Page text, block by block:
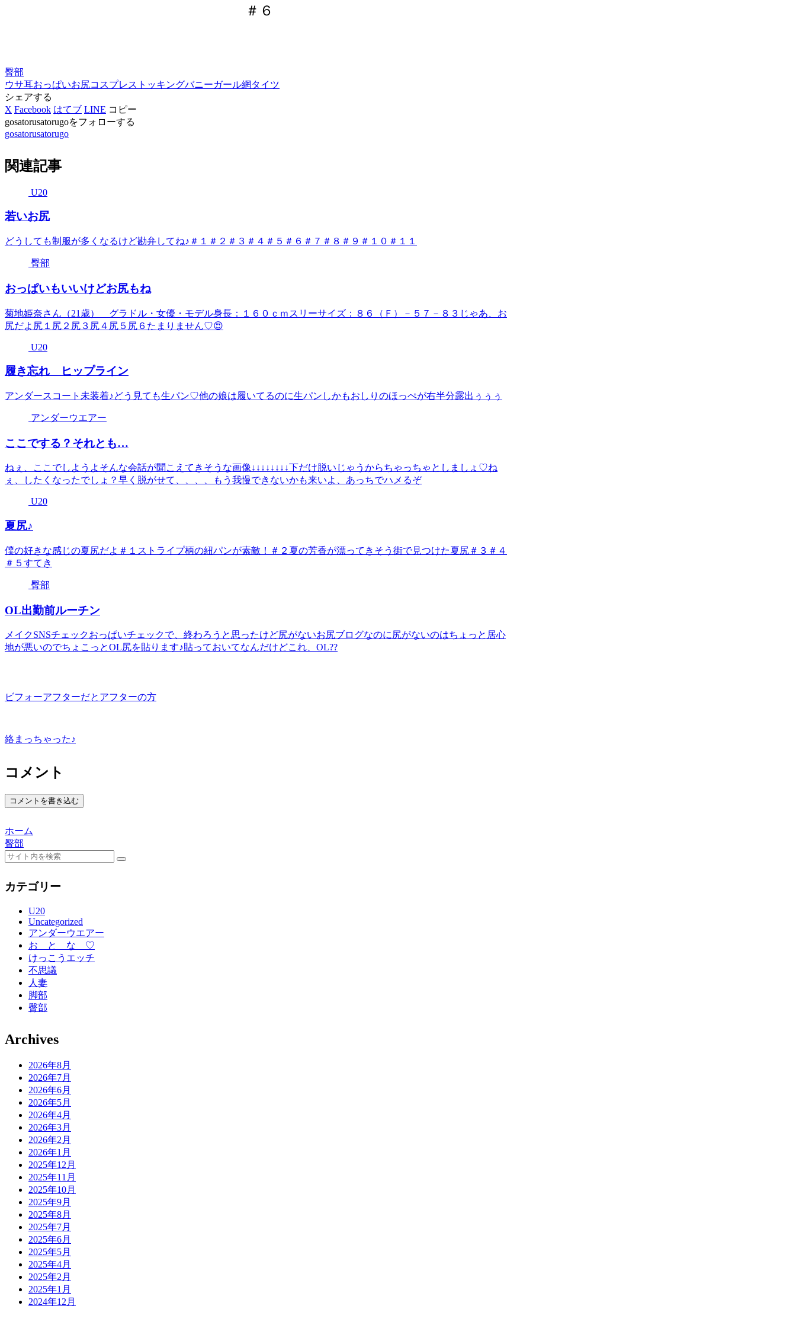
＃６
臀部
ウサ耳おっぱいお尻コスプレ ストッキングバニーガール網タイツ
シェアする
X Facebook はてブ LINE コピー
gosatorusatorugoをフォローする
gosatorusatorugo
関連記事
U20
若いお尻
どうしても制服が多くなるけど勘弁してね♪＃１＃２＃３＃４＃５＃６＃７＃８＃９＃１０＃１１
臀部
おっぱいもいいけどお尻もね
菊地姫奈さん（21歳） グラドル・女優・モデル身長：１６０ｃｍスリーサイズ：８６（Ｆ）－５７－８３じゃあ、お
尻だよ尻１尻２尻３尻４尻５尻６たまりません♡😍
U20
履き忘れ ヒップライン
アンダースコート未装着♪どう見ても生パン♡他の娘は履いてるのに生パンしかもおしりのほっぺが右半分露出ぅぅぅ
アンダーウエアー
ここでする？それとも…
ねぇ、ここでしようよそんな会話が聞こえてきそうな画像↓↓↓↓↓↓↓↓下だけ脱いじゃうからちゃっちゃとしましょ♡ね
ぇ、したくなったでしょ？早く脱がせて、、、、もう我慢できないかも来いよ、あっちでハメるぞ
U20
夏尻♪
僕の好きな感じの夏尻だよ＃１ストライプ柄の紐パンが素敵！＃２夏の芳香が漂ってきそう街で見つけた夏尻＃３＃４
＃５すてき
臀部
OL出勤前ルーチン
メイクSNSチェックおっぱいチェックで、終わろうと思ったけど尻がないお尻ブログなのに尻がないのはちょっと居心
地が悪いのでちょこっとOL尻を貼ります♪貼っておいてなんだけどこれ、OL??
ビフォーアフターだとアフターの方
絡まっちゃった♪
コメント
コメントを書き込む
ホーム
臀部
カテゴリー
U20
Uncategorized
アンダーウエアー
お と な ♡
けっこうエッチ
不思議
人妻
脚部
臀部
Archives
2026年8月
2026年7月
2026年6月
2026年5月
2026年4月
2026年3月
2026年2月
2026年1月
2025年12月
2025年11月
2025年10月
2025年9月
2025年8月
2025年7月
2025年6月
2025年5月
2025年4月
2025年2月
2025年1月
2024年12月